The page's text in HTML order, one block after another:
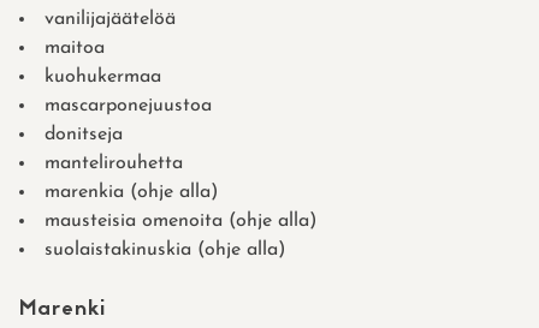
vanilijajäätelöä
maitoa
kuohukermaa
mascarponejuustoa
donitseja
mantelirouhetta
marenkia (ohje alla)
mausteisia omenoita (ohje alla)
suolaistakinuskia (ohje alla)
Marenki